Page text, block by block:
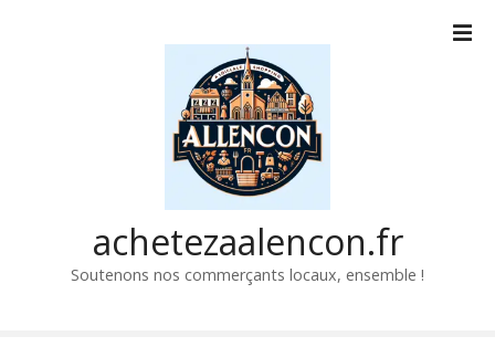
achetezaalencon.fr
Soutenons nos commerçants locaux, ensemble !